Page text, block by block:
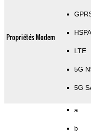
Propriétés Modem
LTE
5G
5G
a
b